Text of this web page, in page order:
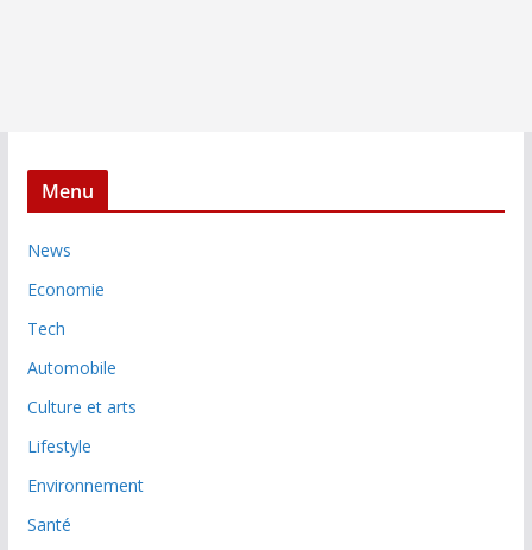
Menu
News
Economie
Tech
Automobile
Culture et arts
Lifestyle
Environnement
Santé